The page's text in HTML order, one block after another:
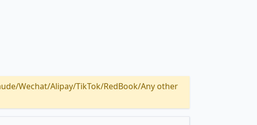
Wechat/Alipay/TikTok/RedBook/Any other